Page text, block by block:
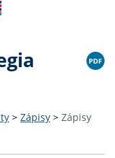
> Zápisy > Zápisy